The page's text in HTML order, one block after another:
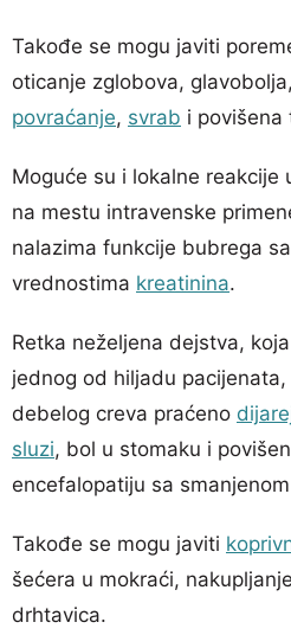
Takođe se mogu javiti
oticanje zglobova, glavobolja,
povraćanje, svrab i povišena
Moguće su i lokalne reakcije
na mestu intravenske
nalazima funkcije bubrega
vrednostima kreatinina.
Retka neželjena dejstva,
jednog od hiljadu
debelog creva praćeno
sluzi, bol u stomaku i
encefalopatiju sa
Takođe se mogu javiti
šećera u mokraći,
drhtavica.